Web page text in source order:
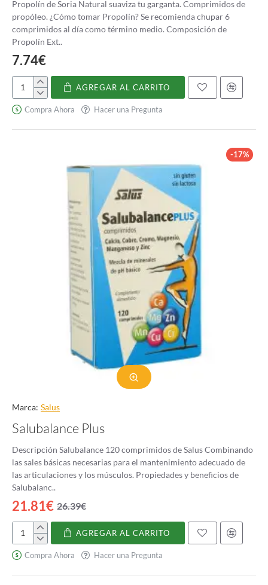
Propolín de Soria Natural suaviza tu garganta. Comprimidos de
propóleo. ¿Cómo tomar Propolín? Se recomienda chupar 6
comprimidos al día como término medio. Composición de
Propolín Ext..
7.74€
Propolín
AGREGAR AL CARRITO
Compra Ahora Hacer una Pregunta
-17%
Marca: Salus
Salubalance Plus
Descripción Salubalance 120 comprimidos de Salus Combinando
las sales básicas necesarias para el mantenimiento adecuado de
las articulaciones y los músculos. Propiedades y beneficios de
Salubalanc..
21.81€ 26.39€
Salubalance
Plus
AGREGAR AL CARRITO
Compra Ahora Hacer una Pregunta